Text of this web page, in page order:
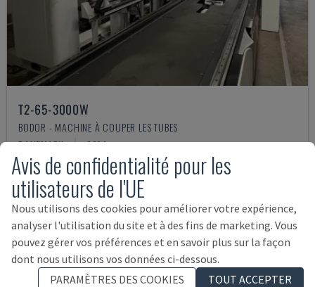
T2-65-3000W
BODOR - MACHINE À COUPER LES TUBES
DANEMARK 2024
Avis de confidentialité pour les
utilisateurs de l'UE
Nous utilisons des cookies pour améliorer votre expérience,
analyser l'utilisation du site et à des fins de marketing. Vous
pouvez gérer vos préférences et en savoir plus sur la façon
dont nous utilisons vos données ci-dessous.
PARAMÈTRES DES COOKIES
TOUT ACCEPTER